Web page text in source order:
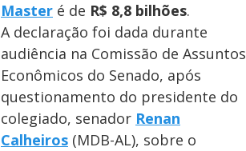
Master é de R$ 8,8 bilhões.
A declaração foi dada durante
audiência na Comissão de Assuntos
Econômicos do Senado, após
questionamento do presidente do
colegiado, senador Renan
Calheiros (MDB-AL), sobre o